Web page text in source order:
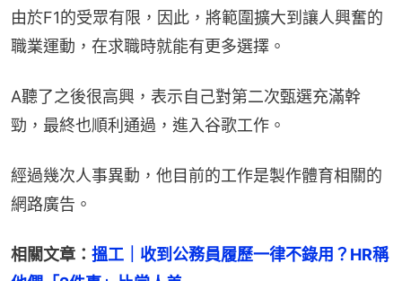
由於F1的受眾有限，因此，將範圍擴大到讓人興奮的
職業運動，在求職時就能有更多選擇。
A聽了之後很高興，表示自己對第二次甄選充滿幹
勁，最終也順利通過，進入谷歌工作。
經過幾次人事異動，他目前的工作是製作體育相關的
網路廣告。
相關文章： 搵工｜收到公務員履歷一律不錄用？HR稱